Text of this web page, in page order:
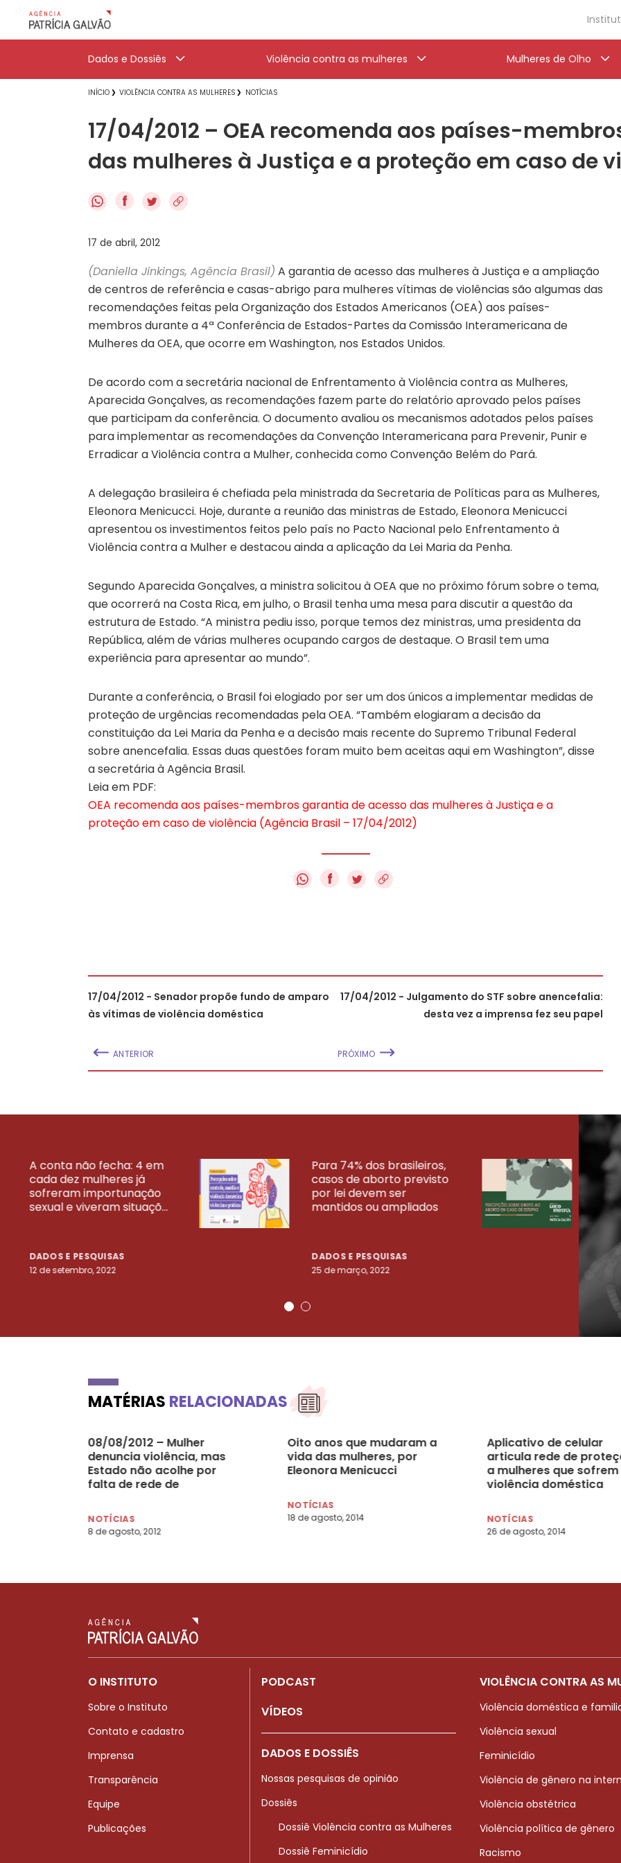
Dados e Dossiês Violência contra as mulheres Mulheres de Olho
INÍCIO VIOLÊNCIA CONTRA AS MULHERES NOTÍCIAS
17/04/2012 – OEA recomenda aos países-
das mulheres à Justiça e a proteção em caso de
f
17 de abril, 2012
(Daniella Jinkings, Agência Brasil) A garantia de acesso das mulheres à Justiça e a ampliação
de centros de referência e casas-abrigo para mulheres vítimas de violências são algumas das
recomendações feitas pela Organização dos Estados Americanos (OEA) aos países-
membros durante a 4ª Conferência de Estados-Partes da Comissão Interamericana de
Mulheres da OEA, que ocorre em Washington, nos Estados Unidos.
De acordo com a secretária nacional de Enfrentamento à Violência contra as Mulheres,
Aparecida Gonçalves, as recomendações fazem parte do relatório aprovado pelos países
que participam da conferência. O documento avaliou os mecanismos adotados pelos países
para implementar as recomendações da Convenção Interamericana para Prevenir, Punir e
Erradicar a Violência contra a Mulher, conhecida como Convenção Belém do Pará.
A delegação brasileira é chefiada pela ministrada da Secretaria de Políticas para as Mulheres,
Eleonora Menicucci. Hoje, durante a reunião das ministras de Estado, Eleonora Menicucci
apresentou os investimentos feitos pelo país no Pacto Nacional pelo Enfrentamento à
Violência contra a Mulher e destacou ainda a aplicação da Lei Maria da Penha.
Segundo Aparecida Gonçalves, a ministra solicitou à OEA que no próximo fórum sobre o tema,
que ocorrerá na Costa Rica, em julho, o Brasil tenha uma mesa para discutir a questão da
estrutura de Estado. “A ministra pediu isso, porque temos dez ministras, uma presidenta da
República, além de várias mulheres ocupando cargos de destaque. O Brasil tem uma
experiência para apresentar ao mundo”.
Durante a conferência, o Brasil foi elogiado por ser um dos únicos a implementar medidas de
proteção de urgências recomendadas pela OEA. “Também elogiaram a decisão da
constituição da Lei Maria da Penha e a decisão mais recente do Supremo Tribunal Federal
sobre anencefalia. Essas duas questões foram muito bem aceitas aqui em Washington”, disse
a secretária à Agência Brasil.
Leia em PDF:
OEA recomenda aos países-membros garantia de acesso das mulheres à Justiça e a
proteção em caso de violência (Agência Brasil – 17/04/2012)
f
17/04/2012 - Senador propõe fundo de amparo
às vítimas de violência doméstica
ANTERIOR
17/04/2012 - Julgamento do STF sobre anencefalia:
desta vez a imprensa fez seu papel
PRÓXIMO
A conta não fecha: 4 em
cada dez mulheres já
sofreram importunação
sexual e viveram situaçõ...
DADOS E PESQUISAS
12 de setembro, 2022
Para 74% dos brasileiros,
casos de aborto previsto
por lei devem ser
mantidos ou ampliados
DADOS E PESQUISAS
25 de março, 2022
23
VEJA MAIS PESQUISAS
MATÉRIAS RELACIONADAS
08/08/2012 – Mulher
denuncia violência, mas
Estado não acolhe por
falta de rede de
NOTÍCIAS
8 de agosto, 2012
Oito anos que mudaram a
vida das mulheres, por
Eleonora Menicucci
NOTÍCIAS
18 de agosto, 2014
Aplicativo de celular
articula rede de
a mulheres que sofrem
violência doméstica
NOTÍCIAS
26 de agosto, 2014
O INSTITUTO
Sobre o Instituto
Contato e cadastro
Imprensa
Transparência
Equipe
Publicações
PODCAST
VÍDEOS
DADOS E DOSSIÊS
Nossas pesquisas de opinião
Dossiês
Dossiê Violência contra as Mulheres
Dossiê Feminicídio
VIOLÊNCIA CONTRA AS
Violência doméstica e
Violência sexual
Feminicídio
Violência de gênero na
Violência obstétrica
Violência política de gênero
Racismo